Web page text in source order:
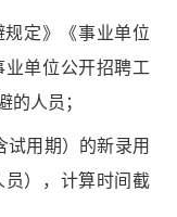
定》《事业单位
单位公开招聘工
的人员；
试用期）的新录用
），计算时间截